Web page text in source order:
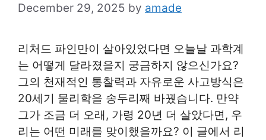
December 29, 2025 by amade
리처드 파인만이 살아있었다면 오늘날 과학계
는 어떻게 달라졌을지 궁금하지 않으신가요?
그의 천재적인 통찰력과 자유로운 사고방식은
20세기 물리학을 송두리째 바꿨습니다. 만약
그가 조금 더 오래, 가령 20년 더 살았다면, 우
리는 어떤 미래를 맞이했을까요? 이 글에서 리